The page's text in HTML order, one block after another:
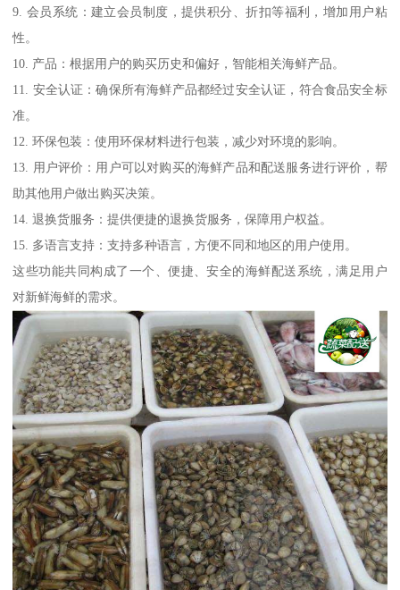
9. 会员系统：建立会员制度，提供积分、折扣等福利，增加用户粘
性。
10. 产品：根据用户的购买历史和偏好，智能相关海鲜产品。
11. 安全认证：确保所有海鲜产品都经过安全认证，符合食品安全标
准。
12. 环保包装：使用环保材料进行包装，减少对环境的影响。
13. 用户评价：用户可以对购买的海鲜产品和配送服务进行评价，帮
助其他用户做出购买决策。
14. 退换货服务：提供便捷的退换货服务，保障用户权益。
15. 多语言支持：支持多种语言，方便不同和地区的用户使用。
这些功能共同构成了一个、便捷、安全的海鲜配送系统，满足用户
对新鲜海鲜的需求。